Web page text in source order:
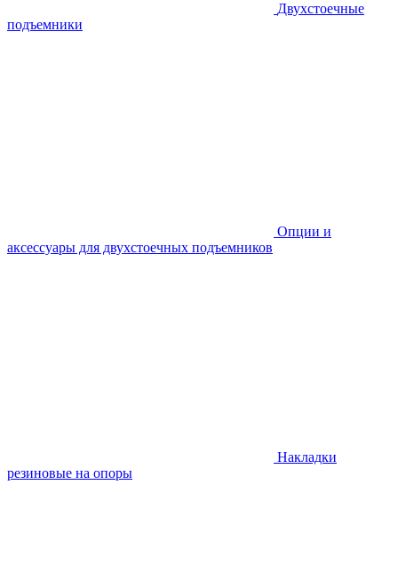
Двухстоечные
подъемники
Опции и
аксессуары для двухстоечных подъемников
Накладки
резиновые на опоры